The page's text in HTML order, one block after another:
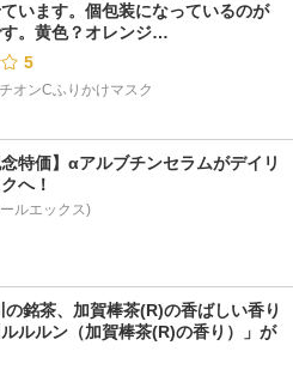
います。個包装になっているのが
。黄色？オレンジ…
5
オンCふりかけマスク
念特価】αアルブチンセラムがデイリ
へ！
ルエックス)
の銘茶、加賀棒茶(R)の香ばしい香り
ルルン（加賀棒茶(R)の香り）」が